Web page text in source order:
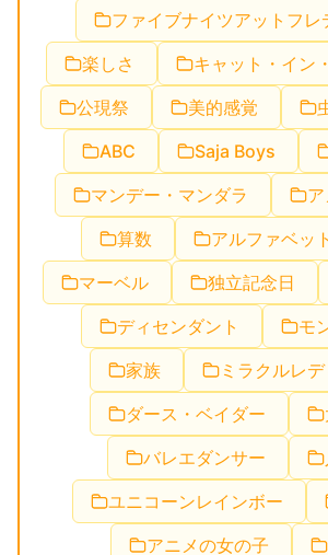
ファイブナイツアットフレ
楽しさ
キャット・イン
公現祭
美的感覚
ABC
Saja Boys
マンデー・マンダラ
算数
アルファベッ
マーベル
独立記念日
ディセンダント
モ
家族
ミラクルレ
ダース・ベイダー
バレエダンサー
ユニコーンレインボー
アニメの女の子